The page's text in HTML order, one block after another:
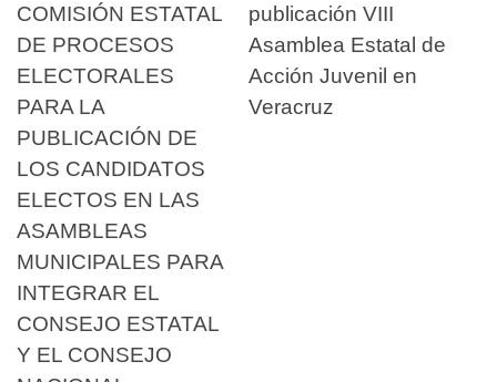
COMISIÓN ESTATAL
DE PROCESOS
ELECTORALES
PARA LA
PUBLICACIÓN DE
LOS CANDIDATOS
ELECTOS EN LAS
ASAMBLEAS
MUNICIPALES PARA
INTEGRAR EL
CONSEJO ESTATAL
Y EL CONSEJO
publicación VIII
Asamblea Estatal de
Acción Juvenil en
Veracruz